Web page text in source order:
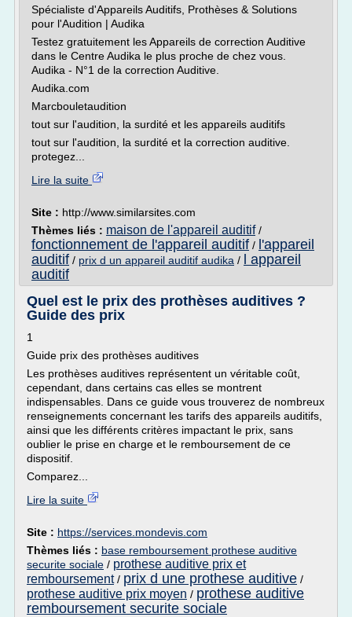
Spécialiste d'Appareils Auditifs, Prothèses & Solutions
pour l'Audition | Audika
Testez gratuitement les Appareils de correction Auditive
dans le Centre Audika le plus proche de chez vous.
Audika - N°1 de la correction Auditive.
Audika.com
Marcbouletaudition
tout sur l'audition, la surdité et les appareils auditifs
tout sur l'audition, la surdité et la correction auditive.
protegez...
Lire la suite
Site : http://www.similarsites.com
Thèmes liés : maison de l'appareil auditif/
fonctionnement de l'appareil auditif / l'appareil
auditif / prix d un appareil auditif audika /
l appareil
auditif
Quel est le prix des prothèses auditives ?
Guide des prix
1
Guide prix des prothèses auditives
Les prothèses auditives représentent un véritable coût,
cependant, dans certains cas elles se montrent
indispensables. Dans ce guide vous trouverez de nombreux
renseignements concernant les tarifs des appareils auditifs,
ainsi que les différents critères impactant le prix, sans
oublier le prise en charge et le remboursement de ce
dispositif.
Comparez...
Lire la suite
Site : https://services.mondevis.com
Thèmes liés : base remboursement prothese auditive
securite sociale / prothese auditive prix et
remboursement/ prix d une prothese auditive /
prothese auditive prix moyen / prothese auditive
remboursement securite sociale